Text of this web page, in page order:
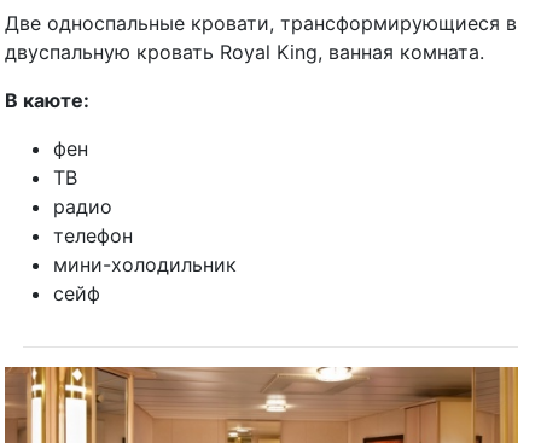
Две односпальные кровати, трансформирующиеся в
двуспальную кровать Royal King, ванная комната.
В каюте:
фен
ТВ
радио
телефон
мини-холодильник
сейф